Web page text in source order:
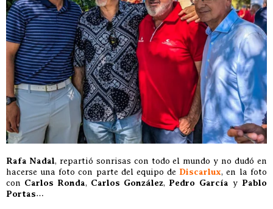
Rafa Nadal, repartió sonrisas con todo el mundo y no dudó en
hacerse una foto con parte del equipo de Discarlux, en la foto
con Carlos Ronda, Carlos González, Pedro García y Pablo
Portas…